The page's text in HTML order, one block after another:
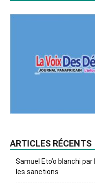
ARTICLES RÉCENTS
Samuel Eto’o blanchi
les sanctions